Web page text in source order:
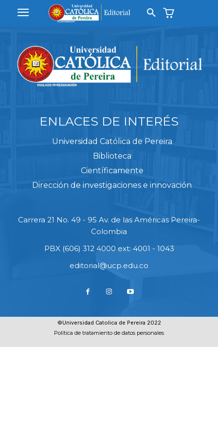
ENLACES DE INTERÉS
Universidad Católica de Pereira
Biblioteca
Científicamente
Dirección de investigaciones e innovación
Carrera 21 No. 49 - 95 Av. de las Américas Pereira-
Colombia
PBX (606) 312 4000 ext: 4001 - 1043
editorial@ucp.edu.co
©Universidad Catolica de Pereira 2022
Política de tratamiento de datos personales